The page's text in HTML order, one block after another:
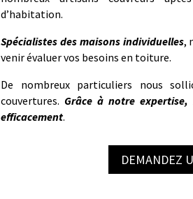
d’habitation.
Spécialistes des maisons individuelles,
venir évaluer vos besoins en toiture.
De nombreux particuliers nous
couvertures. Grâce à notre
efficacement.
DEMANDEZ